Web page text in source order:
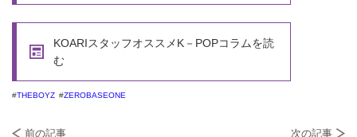
KOARIスタッフオススメK－POPコラムを読
む
THEBOYZ ZEROBASEONE
前の記事 次の記事